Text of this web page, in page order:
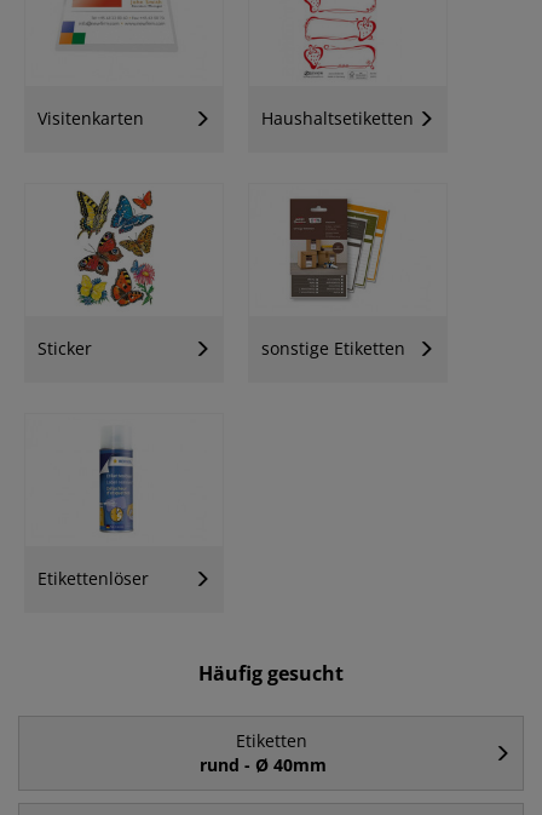
Visitenkarten Haushaltsetiketten
Sticker sonstige Etiketten
Etikettenlöser
Häufig gesucht
Etiketten
rund - Ø 40mm